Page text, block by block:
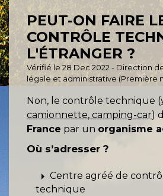
PEUT-ON FAIRE
CONTRÔLE
L'ÉTRANGER ?
Vérifié le 28 Dec 2022 - Direction
légale et administrative (Première
Non, le contrôle technique (
camionnette, camping-car)
France par un organisme
Où s’adresser ?
arrow_right Centre agréé de
technique